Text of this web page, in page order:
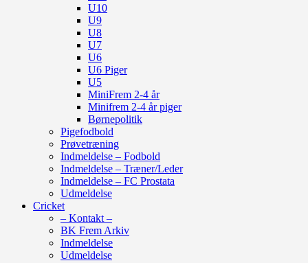
U10
U9
U8
U7
U6
U6 Piger
U5
MiniFrem 2-4 år
Minifrem 2-4 år piger
Børnepolitik
Pigefodbold
Prøvetræning
Indmeldelse – Fodbold
Indmeldelse – Træner/Leder
Indmeldelse – FC Prostata
Udmeldelse
Cricket
– Kontakt –
BK Frem Arkiv
Indmeldelse
Udmeldelse